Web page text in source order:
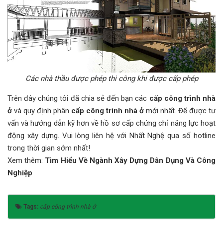
Các nhà thầu được phép thi công khi được cấp phép
Trên đây chúng tôi đã chia sẻ đến bạn các cấp công trình nhà
ở và quy định phân cấp công trình nhà ở mới nhất. Để được tư
vấn và hướng dẫn kỹ hơn về hồ sơ cấp chứng chỉ năng lực hoạt
động xây dựng. Vui lòng liên hệ với Nhất Nghệ qua số hotline
trong thời gian sớm nhất!
Xem thêm: Tìm Hiểu Về Ngành Xây Dựng Dân Dụng Và Công
Nghiệp
Tags: cấp công trình nhà ở